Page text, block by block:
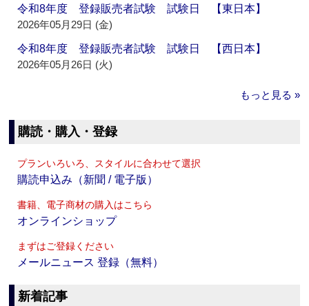
令和8年度 登録販売者試験 試験日 【東日本】
2026年05月29日 (金)
令和8年度 登録販売者試験 試験日 【西日本】
2026年05月26日 (火)
もっと見る »
購読・購入・登録
プランいろいろ、スタイルに合わせて選択
購読申込み（新聞 / 電子版）
書籍、電子商材の購入はこちら
オンラインショップ
まずはご登録ください
メールニュース 登録（無料）
新着記事